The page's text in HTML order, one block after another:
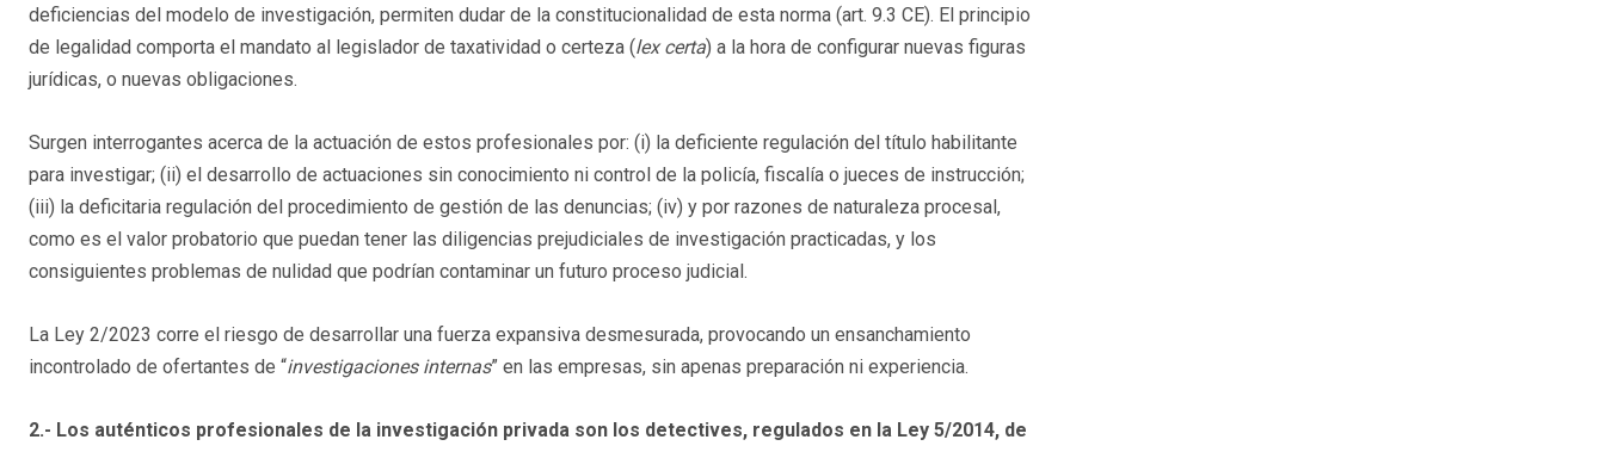
deficiencias del modelo de investigación, permiten dudar de la constitucionalidad de esta norma (art. 9.3 CE). El principio
de legalidad comporta el mandato al legislador de taxatividad o certeza (lex certa) a la hora de configurar nuevas figuras
jurídicas, o nuevas obligaciones.
Surgen interrogantes acerca de la actuación de estos profesionales por: (i) la deficiente regulación del título habilitante
para investigar; (ii) el desarrollo de actuaciones sin conocimiento ni control de la policía, fiscalía o jueces de instrucción;
(iii) la deficitaria regulación del procedimiento de gestión de las denuncias; (iv) y por razones de naturaleza procesal,
como es el valor probatorio que puedan tener las diligencias prejudiciales de investigación practicadas, y los
consiguientes problemas de nulidad que podrían contaminar un futuro proceso judicial.
La Ley 2/2023 corre el riesgo de desarrollar una fuerza expansiva desmesurada, provocando un ensanchamiento
incontrolado de ofertantes de “investigaciones internas” en las empresas, sin apenas preparación ni experiencia.
2.- Los auténticos profesionales de la investigación privada son los detectives, regulados en la Ley 5/2014, de